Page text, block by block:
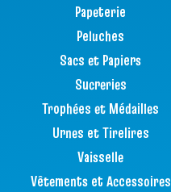
Papeterie
Peluches
Sacs et Papiers
Sucreries
Trophées et Médailles
Urnes et Tirelires
Vaisselle
Vêtements et Accessoires